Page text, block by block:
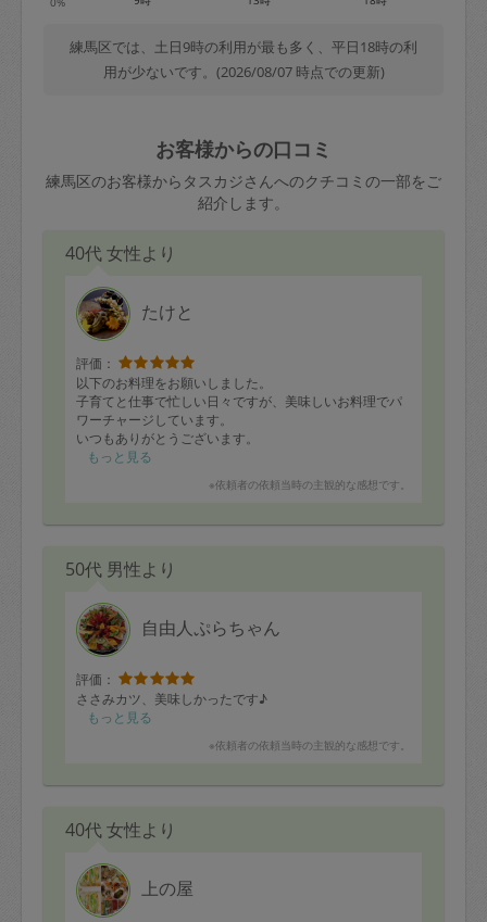
練馬区では、土日9時の利用が最も多く、平日18時の利
用が少ないです。(2026/08/07 時点での更新)
お客様からの口コミ
練馬区のお客様からタスカジさんへのクチコミの一部をご
紹介します。
40代 女性より
たけと
評価：
以下のお料理をお願いしました。
子育てと仕事で忙しい日々ですが、美味しいお料理でパ
ワーチャージしています。
いつもありがとうございます。
・豚肉とさつまいもの甘辛炒め
・ハヤシライス
・鶏と玉子そぼろ
・なめこと豆腐の中華風スープ
・ひじき煮物
もっと見る
※依頼者の依頼当時の主観的な感想です。
50代 男性より
自由人ぷらちゃん
評価：
ささみカツ、美味しかったです♪
もっと見る
※依頼者の依頼当時の主観的な感想です。
40代 女性より
上の屋